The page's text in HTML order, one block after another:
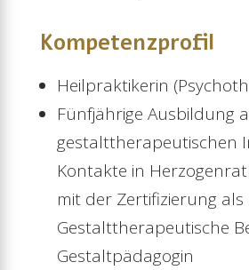
Kompetenzprofil
Heilpraktikerin
Fünfjährige Ausbildung
gestalttherapeutischen
Kontakte in
mit der Zertifizierung als
Gestalttherapeutische
Gestaltpädagogin